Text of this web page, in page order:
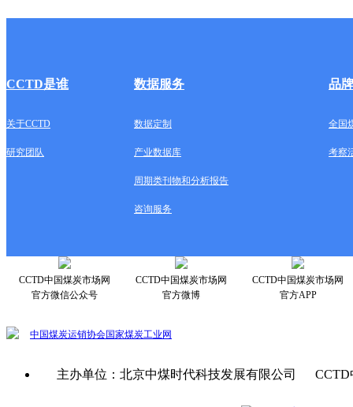
CCTD是谁 数据服务 品
关于CCTD 数据定制 全国
研究团队 产业数据库 考察
周期类刊物和分析报告
咨询服务
CCTD中国煤炭市场网
官方微信公众号
CCTD中国煤炭市场网
官方微博
CCTD中国煤炭市场网
官方APP
中国煤炭运销协会国家煤炭工业网
主办单位：北京中煤时代科技发展有限公司